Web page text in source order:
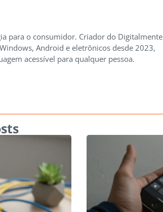
para o consumidor. Criador do Digitalmente
Android e eletrônicos desde 2023,
acessível para qualquer pessoa.